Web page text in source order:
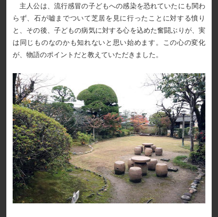
主人公は、流行感冒の子どもへの感染を恐れていたにも関わ
らず、石が嘘までついて芝居を見に行ったことに対する憤り
と、その後、子どもの病気に対する心を込めた奮闘ぶりが、実
は同じものなのかも知れないと思い始めます。この心の変化
が、物語のポイントだと教えていただきました。